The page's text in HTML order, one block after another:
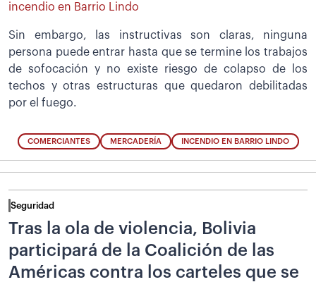
incendio en Barrio Lindo
Sin embargo, las instructivas son claras, ninguna
persona puede entrar hasta que se termine los trabajos
de sofocación y no existe riesgo de colapso de los
techos y otras estructuras que quedaron debilitadas
por el fuego.
COMERCIANTES MERCADERÍA INCENDIO EN BARRIO LINDO
Seguridad
Tras la ola de violencia, Bolivia
participará de la Coalición de las
Américas contra los carteles que se